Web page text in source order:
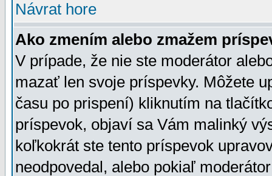
Návrat hore
Ako zmením alebo zmažem
V prípade, že nie ste moderátor
mazať len svoje príspevky. Môžete
času po prispení) kliknutím na
príspevok, objaví sa Vám malinký
koľkokrát ste tento príspevok
neodpovedal, alebo pokiaľ